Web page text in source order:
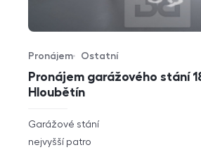
Pronájem garážového stání
Hloubětín
Typ nabídky
Pronájem
Typ nemovitosti
Ostatní
rozměry
dispozice
Garážové stání
funkce
nejvyšší patro